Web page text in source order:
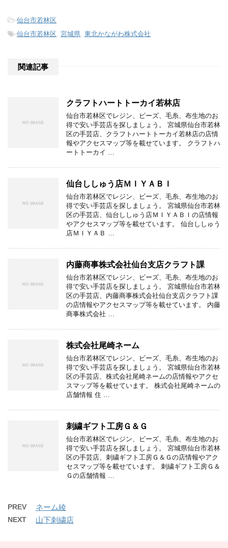
-仙台市若林区
-仙台市若林区 宮城県 東北かながわ株式会社
関連記事
クラフトハートトーカイ若林店
仙台市若林区でレジン、ビーズ、毛糸、布生地のお
得で安い手芸店を探しましょう。 宮城県仙台市若林
区の手芸店、クラフトハートトーカイ若林店の店情
報やアクセスマップ等を載せています。 クラフトハ
ートトーカイ …
仙台ししゅう店ＭＩＹＡＢＩ
仙台市若林区でレジン、ビーズ、毛糸、布生地のお
得で安い手芸店を探しましょう。 宮城県仙台市若林
区の手芸店、仙台ししゅう店ＭＩＹＡＢＩの店情報
やアクセスマップ等を載せています。 仙台ししゅう
店ＭＩＹＡＢ …
内藤商事株式会社仙台支店クラフト課
仙台市若林区でレジン、ビーズ、毛糸、布生地のお
得で安い手芸店を探しましょう。 宮城県仙台市若林
区の手芸店、内藤商事株式会社仙台支店クラフト課
の店情報やアクセスマップ等を載せています。 内藤
商事株式会社 …
株式会社尾崎ネーム
仙台市若林区でレジン、ビーズ、毛糸、布生地のお
得で安い手芸店を探しましょう。 宮城県仙台市若林
区の手芸店、株式会社尾崎ネームの店情報やアクセ
スマップ等を載せています。 株式会社尾崎ネームの
店舗情報 住 …
刺繍ギフト工房Ｇ＆Ｇ
仙台市若林区でレジン、ビーズ、毛糸、布生地のお
得で安い手芸店を探しましょう。 宮城県仙台市若林
区の手芸店、刺繍ギフト工房Ｇ＆Ｇの店情報やアク
セスマップ等を載せています。 刺繍ギフト工房Ｇ＆
Ｇの店舗情報 …
PREV ネーム綾
NEXT 山下刺繍店